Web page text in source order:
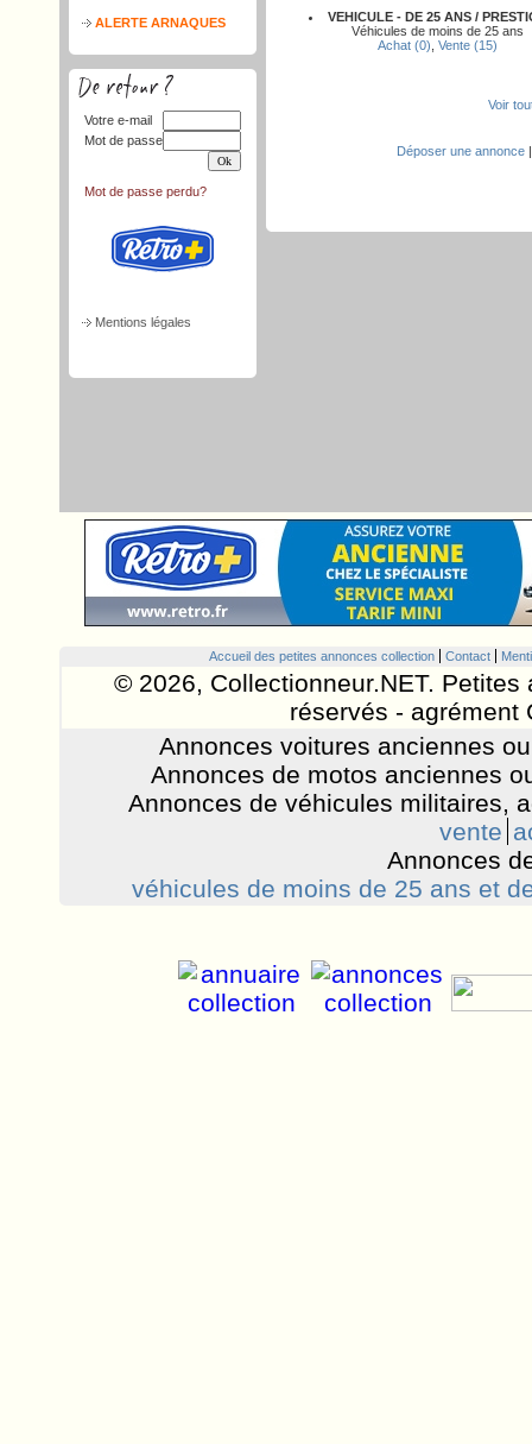
ALERTE ARNAQUES
Votre e-mail
Mot de passe
Mot de passe perdu?
Mentions légales
VEHICULE - DE 25 ANS /
Véhicules de moins de 25 ans
Achat (0) Vente (15)
Voir
Déposer une annonce
Accueil des petites annonces collection Contact
© 2026, Collectionneur.NET.
réservés - agrément
Annonces voitures anciennes
Annonces de motos anciennes
Annonces de véhicules militaires,
vente
Annonces
véhicules de moins de 25 ans et